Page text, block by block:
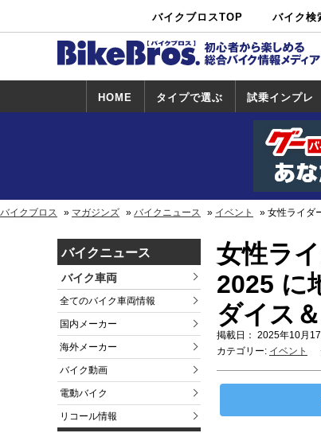
バイクブロスTOP バイク検
中古バイ
ク・新車検
カタログ検
索
ショップ検
索
HOME タイプで選ぶ 試乗インプレ
試乗インプレ
一覧
ホンダ
ヤマハ
スズキ
カワサキ
ハーレー
BMW
トライアンフ
ドゥカティ
バイクブロス マガジンズ バイクニュース イベント 女性ライダ
バイクニュース
バイク車両
全てのバイク車両情報
国内メーカー
海外メーカー
バイク動画
電動バイク
リコール情報
女性ラ
2025 に
ダイス
掲載日： 2025年10月
カテゴリー: イベント